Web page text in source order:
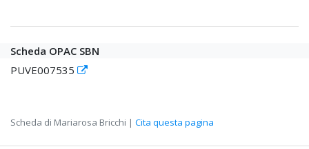
Scheda OPAC SBN
PUVE007535
Scheda di Mariarosa Bricchi | Cita questa pagina